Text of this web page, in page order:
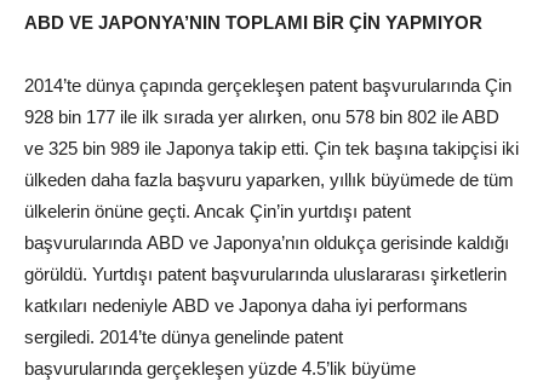
ABD VE JAPONYA’NIN TOPLAMI BİR ÇİN YAPMIYOR
2014’te dünya çapında gerçekleşen patent başvurularında Çin
928 bin 177 ile ilk sırada yer alırken, onu 578 bin 802 ile ABD
ve 325 bin 989 ile Japonya takip etti. Çin tek başına takipçisi iki
ülkeden daha fazla başvuru yaparken, yıllık büyümede de tüm
ülkelerin önüne geçti. Ancak Çin’in yurtdışı patent
başvurularında ABD ve Japonya’nın oldukça gerisinde kaldığı
görüldü. Yurtdışı patent başvurularında uluslararası şirketlerin
katkıları nedeniyle ABD ve Japonya daha iyi performans
sergiledi. 2014’te dünya genelinde patent
başvurularında gerçekleşen yüzde 4.5’lik büyüme